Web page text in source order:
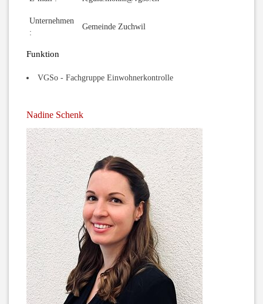
Unternehmen
:
Gemeinde Zuchwil
Funktion
VGSo - Fachgruppe Einwohnerkontrolle
Nadine Schenk